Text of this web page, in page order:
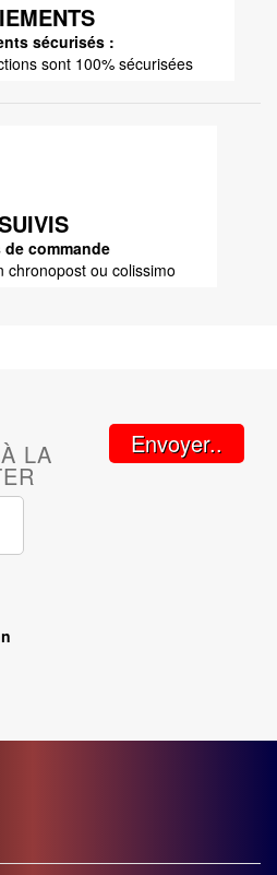
sécurisés :
sont 100% sécurisées
commande
chronopost ou colissimo
LA Envoyer..